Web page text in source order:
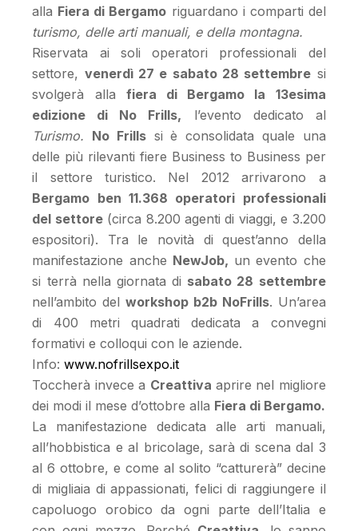
alla Fiera di Bergamo riguardano i comparti del
turismo, delle arti manuali, e della montagna.
Riservata ai soli operatori professionali del
settore, venerdì 27 e sabato 28 settembre si
svolgerà alla fiera di Bergamo la 13esima
edizione di No Frills, l’evento dedicato al
Turismo. No Frillssi è consolidata quale una
delle più rilevanti fiere Business to Business per
il settore turistico. Nel 2012 arrivarono a
Bergamo ben 11.368 operatori professionali
del settore(circa 8.200 agenti di viaggi, e 3.200
espositori). Tra le novità di quest’anno della
manifestazione anche NewJob, un evento che
si terrà nella giornata di sabato 28 settembre
nell’ambito delworkshop b2b NoFrills. Un’area
di 400 metri quadrati dedicata a convegni
formativi e colloqui con le aziende.
Info:www.nofrillsexpo.it
Toccherà invece a Creattiva aprire nel migliore
dei modi il mese d’ottobre alla Fiera di Bergamo.
La manifestazione dedicata alle arti manuali,
all’hobbistica e al bricolage, sarà di scena dal 3
al 6 ottobre, e come al solito “catturerà” decine
di migliaia di appassionati, felici di raggiungere il
capoluogo orobico da ogni parte dell’Italia e